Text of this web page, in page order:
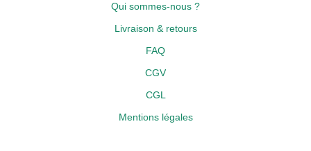
Qui sommes-nous ?
Livraison & retours
FAQ
CGV
CGL
Mentions légales